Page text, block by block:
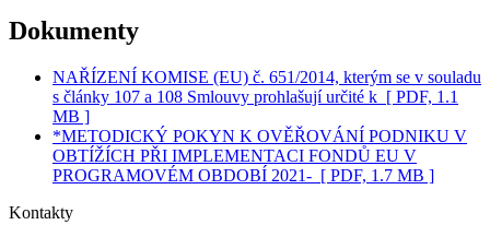
Dokumenty
NAŘÍZENÍ KOMISE (EU) č. 651/2014, kterým se v souladu
s články 107 a 108 Smlouvy prohlašují určité k [ PDF, 1.1
MB ]
*METODICKÝ POKYN K OVĚŘOVÁNÍ PODNIKU V
OBTÍŽÍCH PŘI IMPLEMENTACI FONDŮ EU V
PROGRAMOVÉM OBDOBÍ 2021- [ PDF, 1.7 MB ]
Kontakty